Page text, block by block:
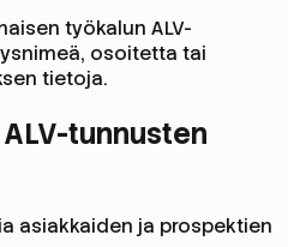
työkalun ALV-
osoitetta tai
tietoja.
tunnusten
asiakkaiden ja prospektien